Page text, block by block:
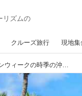
クルーズ旅行 現地集
【国内旅行・沖縄】春休み・ゴールデンウィークの時季の沖縄は楽しみが盛りだくさん♪